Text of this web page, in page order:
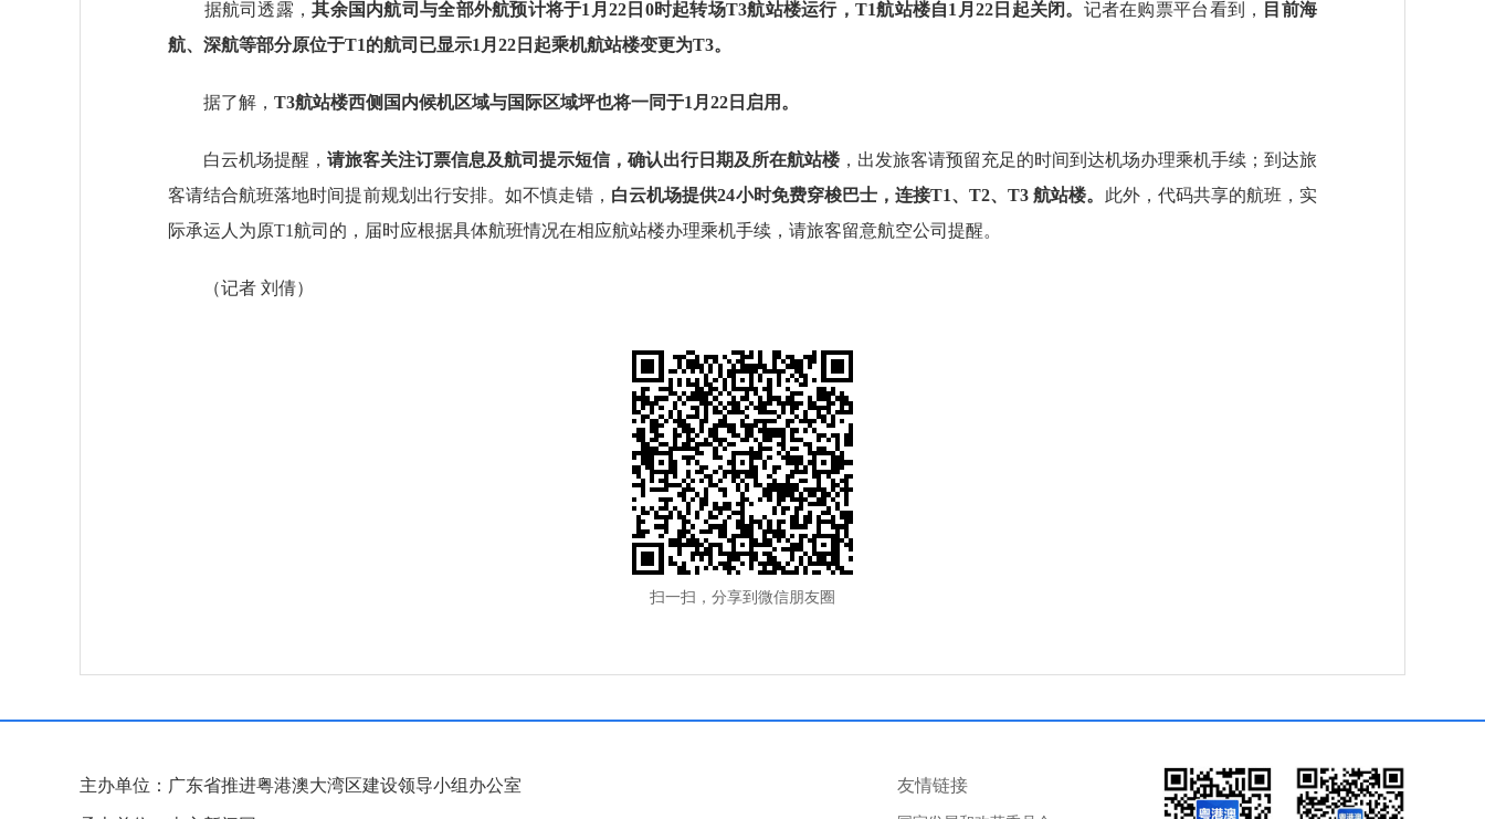
据航司透露，其余国内航司与全部外航预计将于1月22日0时起转场T3航站楼运行，T1航站楼自1月22日起关闭。 记者在购票平台看到，
目前海
航、深航等部分原位于T1的航司已显示1月22日起乘机航站楼变更为T3。
据了解， T3航站楼西侧国内候机区域与国际区域坪也将一同于1月22日启用。
白云机场提醒， 请旅客关注订票信息及航司提示短信，确认出行日期及所在航站楼 ，出发旅客请预留充足的时间到达机场办理乘机手续；到达旅
客请结合航班落地时间提前规划出行安排。如不慎走错， 白云机场提供24小时免费穿梭巴士，连接T1、T2、T3 航站楼。 此外，代码共享的航班，实
际承运人为原T1航司的，届时应根据具体航班情况在相应航站楼办理乘机手续，请旅客留意航空公司提醒。
（记者 刘倩）
扫一扫，分享到微信朋友圈
主办单位：广东省推进粤港澳大湾区建设领导小组办公室 友情链接